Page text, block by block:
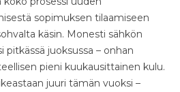
sopimuksen tilaamiseen
käsin. Monesti sähkön
pitkässä juoksussa – onhan
pieni kuukausittainen kulu.
juuri tämän vuoksi –